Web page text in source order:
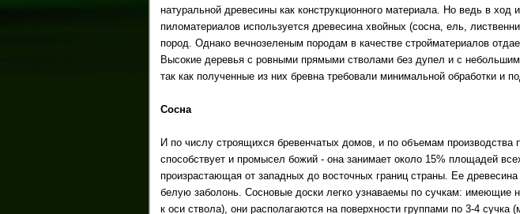
натуральной древесины как конструкционного материала. Но ведь в
пиломатериалов используется древесина хвойных (сосна, ель,
пород. Однако вечнозеленым породам в качестве стройматериалов
Высокие деревья с ровными прямыми стволами без дупел и с
так как полученные из них бревна требовали минимальной обработки и
Сосна
И по числу строящихся бревенчатых домов, и по объемам
способствует и промысел божий - она занимает около 15% площадей
произрастающая от западных до восточных границ страны. Ее
белую заболонь. Сосновые доски легко узнаваемы по сучкам: имеющие
к оси ствола), они располагаются на поверхности группами по 3-4